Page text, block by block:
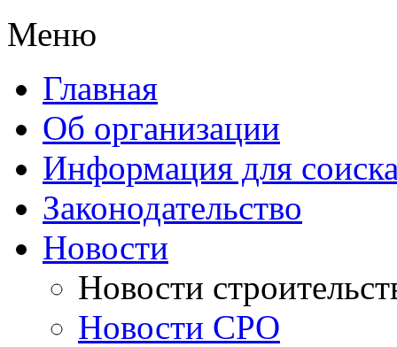
Меню
Главная
Об организации
Информация для
Законодательство
Новости
Новости
Новости СРО